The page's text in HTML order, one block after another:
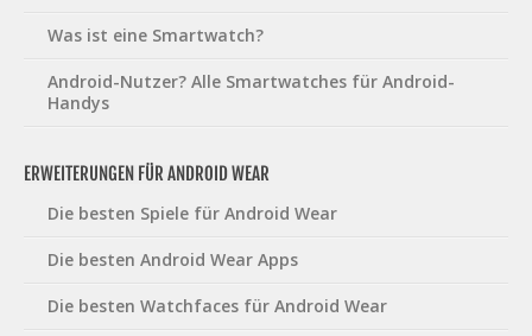
Was ist eine Smartwatch?
Android-Nutzer? Alle Smartwatches für Android-
Handys
ERWEITERUNGEN FÜR ANDROID WEAR
Die besten Spiele für Android Wear
Die besten Android Wear Apps
Die besten Watchfaces für Android Wear